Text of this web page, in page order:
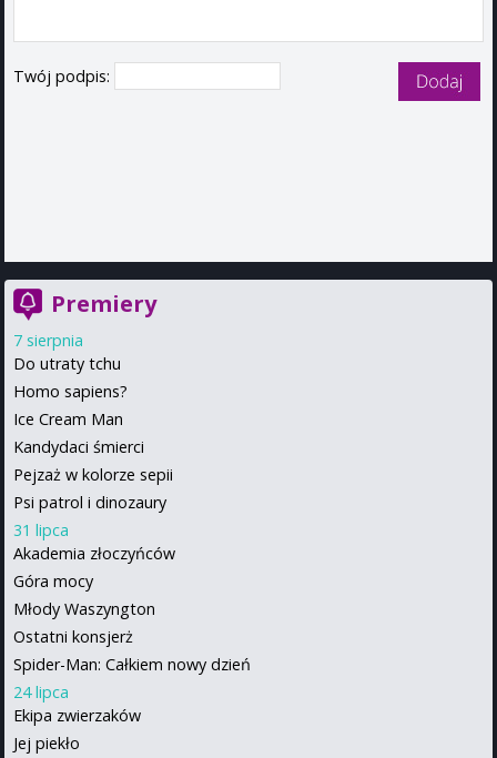
Twój podpis:
Premiery
7 sierpnia
Do utraty tchu
Homo sapiens?
Ice Cream Man
Kandydaci śmierci
Pejzaż w kolorze sepii
Psi patrol i dinozaury
31 lipca
Akademia złoczyńców
Góra mocy
Młody Waszyngton
Ostatni konsjerż
Spider-Man: Całkiem nowy dzień
24 lipca
Ekipa zwierzaków
Jej piekło